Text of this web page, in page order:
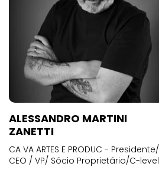
ALESSANDRO MARTINI
ZANETTI
CA VA ARTES E PRODUC - Presidente/
CEO / VP/ Sócio Proprietário/C-level